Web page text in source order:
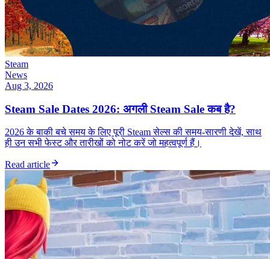
Steam
News
Aug 3, 2026
Steam Sale Dates 2026: अगली Steam Sale कब है?
2026 के बाकी बचे समय के लिए पूरी Steam सेल्स की समय-सारणी देखें, साथ
ही उन सभी फेस्ट और तारीखों को नोट करें जो महत्वपूर्ण हैं।
Read article